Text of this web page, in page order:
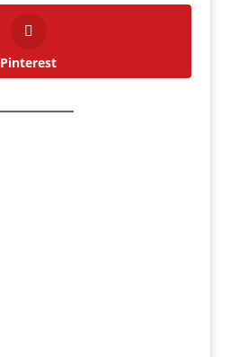
Pinterest